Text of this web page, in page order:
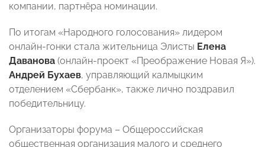
компании, партнёра номинации.
По итогам «Народного голосования» лидером
онлайн-гонки стала жительница Элисты Елена
Даванова (онлайн-проект «Преображение Новая Я»).
Андрей Бухаев, управляющий калмыцким
отделением «Сбербанк», также лично поздравил
победительницу.
Организаторы форума – Общероссийская
общественная организация малого и среднего